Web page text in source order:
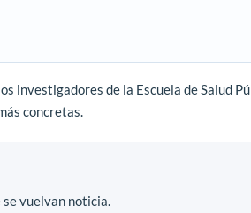
investigadores de la Escuela de Salud
concretas.
vuelvan noticia.